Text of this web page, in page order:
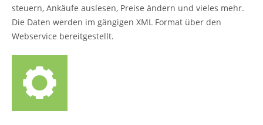
steuern, Ankäufe auslesen, Preise ändern und vieles mehr.
Die Daten werden im gängigen XML Format über den
Webservice bereitgestellt.